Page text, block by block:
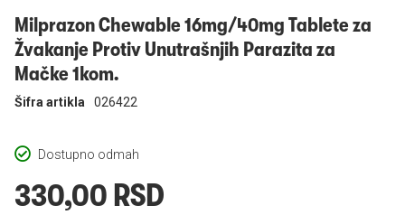
Milprazon Chewable 16mg/40mg Tablete za
Žvakanje Protiv Unutrašnjih Parazita za
Mačke 1kom.
Dostupno odmah
Šifra artikla 026422
330,00 RSD